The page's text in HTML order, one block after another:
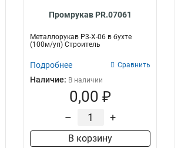
Промрукав PR.07061
Металлорукав Р3-Х-06 в бухте
(100м/уп) Строитель
Подробнее Сравнить
Наличие: В наличии
0,00 ₽
– +
В корзину